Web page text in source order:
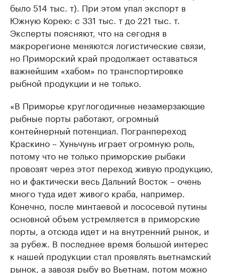
было 514 тыс. т). При этом упал экспорт в
Южную Корею: с 331 тыс. т до 221 тыс. т.
Эксперты поясняют, что на сегодня в
макрорегионе меняются логистические связи,
но Приморский край продолжает оставаться
важнейшим «хабом» по транспортировке
рыбной продукции и не только.
«В Приморье круглогодичные незамерзающие
рыбные порты работают, огромный
контейнерный потенциал. Погранпереход
Краскино – Хуньчунь играет огромную роль,
потому что не только приморские рыбаки
провозят через этот переход живую продукцию,
но и фактически весь Дальний Восток – очень
много туда идет живого краба, например.
Конечно, после минтаевой и лососевой путины
основной объем устремляется в приморские
порты, а отсюда идет и на внутренний рынок, и
за рубеж. В последнее время большой интерес
к нашей продукции стал проявлять вьетнамский
рынок, а завозя рыбу во Вьетнам, потом можно